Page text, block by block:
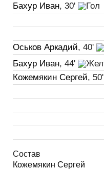
Бахур Иван, 30'
Оськов Аркадий, 40'
Бахур Иван, 44'
Кожемякин Сергей, 50'
Состав
Кожемякин Сергей